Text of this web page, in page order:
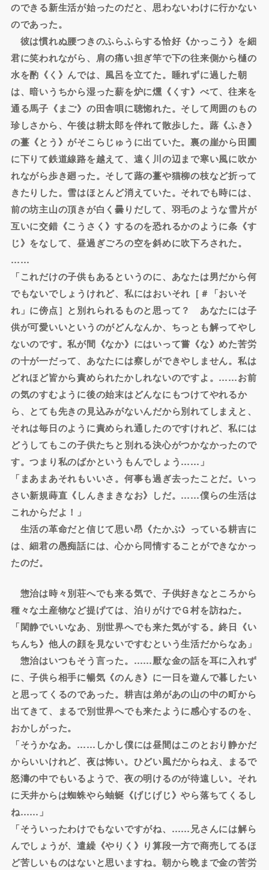
のできる新生活が始ったのだと、思わないわけに行かない
のであった。
彼は慣れぬ腰つきのふらふらする恰好《かっこう》を細
君に笑われながら、肩の痛い担ぎ竿で下の往来側から樋の
水を酌《く》んでは、風呂を立てた。睡れずに過した朝
は、暗いうちから湿った薪を炉に燻《くす》べて、往来を
通る馬子《まご》の田舎唄に聴惚れた。そして周囲のもの
珍しさから、午後は耕太郎を伴れて散歩した。蕗《ふき》
の薹《とう》がそこらじゅうに出ていた。裏の崖から田圃
に下りて鉄道線路を越えて、遠く川の辺まで寒い風に吹か
れながら歩き廻った。そして蕗の薹や猫柳の枝など折って
きたりした。雪はほとんど消えていた。それでも時には、
前の坊主山の頂きが白く曇りだして、羽毛のような雪片が
互いに交錯《こうさく》するのを恐れるかのように条《す
じ》をなして、昼過ぎごろの空を斜めに吹下ろされた。
……
「これだけの子供もあるというのに、あなたは男だから何
でもないでしょうけれど、私にはおいそれ［＃「おいそ
れ」に傍点］と別れられるものと思って？ あなたには子
供が可愛いいというのがどんなんか、ちっとも解ってやし
ないのです。私が間《なか》にはいって嘗《な》めた苦労
の十が一だって、あなたには察しができやしません。私は
どれほど皆から責められたかしれないのですよ。……お前
の気のすむように後の始末はどんなにもつけてやれるか
ら、とても先きの見込みがないんだから別れてしまえと、
それは毎日のように責められ通したのですけれど、私には
どうしてもこの子供たちと別れる決心がつかなかったので
す。つまり私のばかというもんでしょう……」
「まあまあそれもいいさ。何事も過ぎ去ったことだ。いっ
さい新規蒔直《しんきまきなお》しだ。……僕らの生活は
これからだよ！」
生活の革命だと信じて思い昂《たかぶ》っている耕吉に
は、細君の愚痴話には、心から同情することができなかっ
たのだ。
惣治は時々別荘へでも来る気で、子供好きなところから
種々な土産物など提げては、泊りがけでＧ村を訪ねた。
「閑静でいいなあ、別世界へでも来た気がする。終日《い
ちんち》他人の顔を見ないですむという生活だからなあ」
惣治はいつもそう言った。……厭な金の話を耳に入れず
に、子供ら相手に暢気《のんき》に一日を遊んで暮したい
と思ってくるのであった。耕吉は弟があの山の中の町から
出てきて、まるで別世界へでも来たように感心するのを、
おかしがった。
「そうかなあ。……しかし僕には昼間はこのとおり静かだ
からいいけれど、夜は怖い。ひどい風だからねえ、まるで
怒濤の中でもいるようで、夜の明けるのが待遠しい。それ
に天井からは蜘蛛やら蚰蜒《げじげじ》やら落ちてくるし
ね……」
「そういったわけでもないですがね、……兄さんには解ら
んでしょうが、遣繰《やりく》り算段一方で商売してるほ
ど苦しいものはないと思いますね。朝から晩まで金の苦労